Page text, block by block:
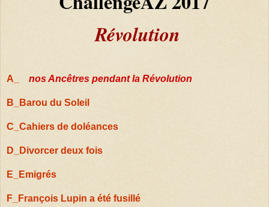
Révolution
A nos Ancêtres pendant la Révolution
B_Barou du Soleil
C_Cahiers de doléances
D_Divorcer deux fois
E_Emigrés
F_François Lupin a été fusillé